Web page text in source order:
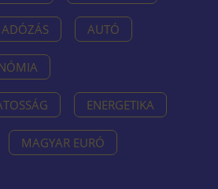
ADÓZÁS AUTÓ
ENERGETIKA
MAGYAR EURÓ